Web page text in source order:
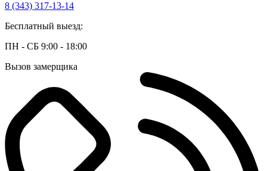
8 (343) 317-13-14
Бесплатный выезд:
ПН - СБ 9:00 - 18:00
Вызов замерщика